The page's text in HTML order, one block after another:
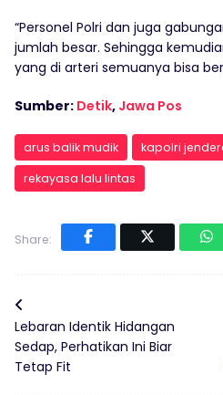
“Personel Polri dan juga
jumlah besar. Sehingga
yang di arteri semuanya bisa
Sumber: Detik, Jawa Pos
arus balik mudik kapolri
rekayasa lalu lintas
Share:
Lebaran Identik Hidangan
Sedap, Perhatikan Ini Biar
Tetap Fit